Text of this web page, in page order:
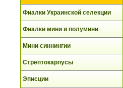
Фиалки Украинской селекции
Фиалки мини и полумини
Мини синнингии
Стрептокарпусы
Эписции